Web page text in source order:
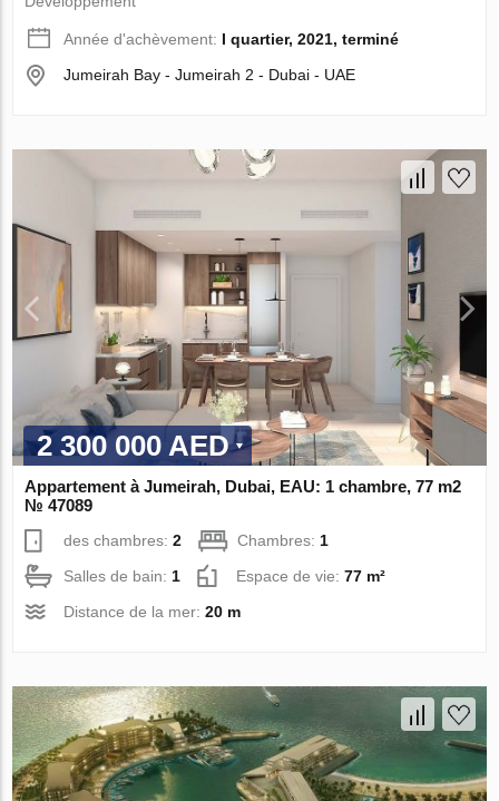
Année d'achèvement: I quartier, 2021, terminé
Jumeirah Bay - Jumeirah 2 - Dubai - UAE
2 300 000 AED
Appartement à Jumeirah, Dubai, EAU: 1 chambre, 77 m2
№ 47089
des chambres:2 Chambres: 1
Salles de bain: 1 Espace de vie:77 m²
Distance de la mer:20 m